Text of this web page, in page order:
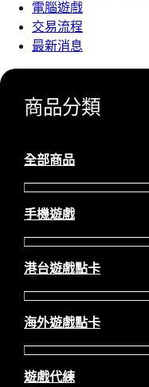
電腦遊戲
交易流程
最新消息
商品分類
全部商品
手機遊戲
港台遊戲點卡
海外遊戲點卡
遊戲代練